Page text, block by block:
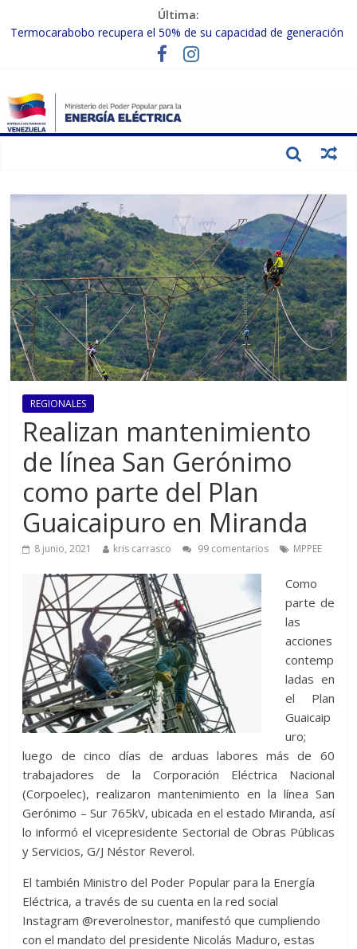
Última:
Gobierno Nacional activa plan preventivo para fortalecer el SEN
ante el fenómeno de El Niño
Termocarabobo recupera el 50% de su capacidad de generación
afectadas por los sismos
Gobierno Nacional coordina acciones con el sector privado para
fortalecer el SEN ante el «Súper Niño»
Inspeccionan trabajos de rehabilitación en instalaciones del SEN
REGIONALES
Realizan mantenimiento
de línea San Gerónimo
como parte del Plan
Guaicaipuro en Miranda
8 junio, 2021 kris carrasco 99 comentarios MPPEE
Como
parte de
las
acciones
contemp
ladas en
el Plan
Guaicaip
uro;
luego de cinco días de arduas labores más de 60
trabajadores de la Corporación Eléctrica Nacional
(Corpoelec), realizaron mantenimiento en la línea San
Gerónimo – Sur 765kV, ubicada en el estado Miranda, así
lo informó el vicepresidente Sectorial de Obras Públicas
y Servicios, G/J Néstor Reverol.
El también Ministro del Poder Popular para la Energía
Eléctrica, a través de su cuenta en la red social
Instagram @reverolnestor, manifestó que cumpliendo
con el mandato del presidente Nicolás Maduro, estas